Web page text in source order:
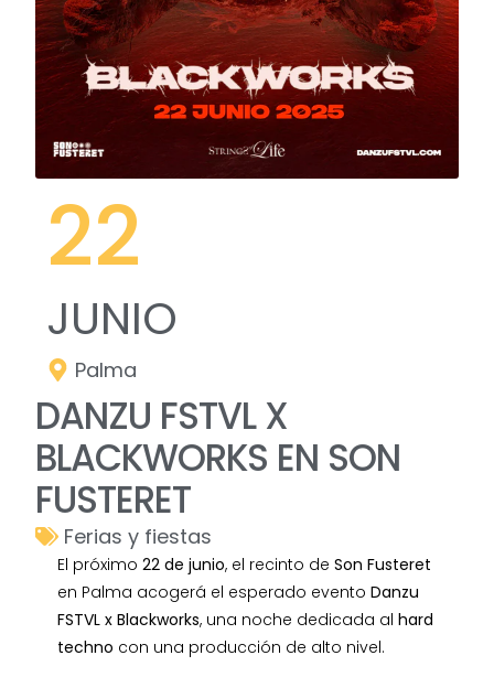
22
JUNIO
Palma
DANZU FSTVL X
BLACKWORKS EN SON
FUSTERET
Ferias y fiestas
El próximo22 de junio, el recinto deSon Fusteret
en Palma acogerá el esperado eventoDanzu
FSTVL x Blackworks, una noche dedicada alhard
techno con una producción de alto nivel.